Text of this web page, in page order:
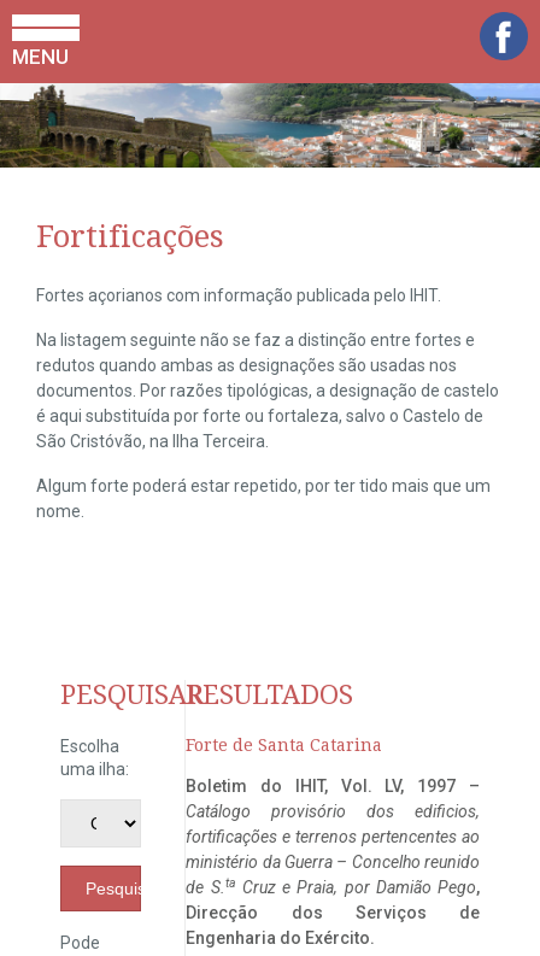
MENU
Fortificações
Fortes açorianos com informação publicada pelo IHIT.
Na listagem seguinte não se faz a distinção entre fortes e
redutos quando ambas as designações são usadas nos
documentos. Por razões tipológicas, a designação de castelo
é aqui substituída por forte ou fortaleza, salvo o Castelo de
São Cristóvão, na Ilha Terceira.
Algum forte poderá estar repetido, por ter tido mais que um
nome.
PESQUISAR
Escolha
uma ilha:
Pesquisar
Pode
RESULTADOS
Forte de Santa Catarina
Boletim do IHIT, Vol. LV, 1997 –
Catálogo provisório dos edificios,
fortificações e terrenos pertencentes ao
ministério da Guerra – Concelho reunido
de S. ta Cruz e Praia, por Damião Pego,
Direcção dos Serviços de
Engenharia do Exército.